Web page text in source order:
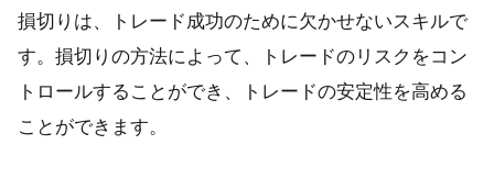
損切りは、トレード成功のために欠かせないスキルで
す。損切りの方法によって、トレードのリスクをコン
トロールすることができ、トレードの安定性を高める
ことができます。